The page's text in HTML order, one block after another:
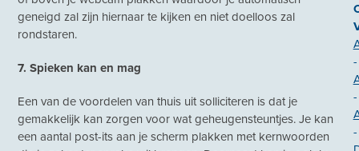
geneigd zal zijn hiernaar te kijken en niet doelloos zal
rondstaren.
7. Spieken kan en mag
Een van de voordelen van thuis uit solliciteren is dat je
gemakkelijk kan zorgen voor wat geheugensteuntjes. Je kan
een aantal post-its aan je scherm plakken met kernwoorden
-
-
-